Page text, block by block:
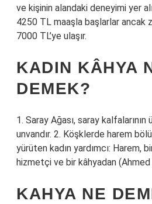
ve kişinin alandaki deneyimi yer
4250 TL maaşla başlarlar ancak
7000 TL’ye ulaşır.
KADIN KÂHYA
DEMEK?
1. Saray Ağası, saray
unvandır. 2. Köşklerde harem
yürüten kadın yardımcı: Harem,
hizmetçi ve bir kâhyadan
KAHYA NE